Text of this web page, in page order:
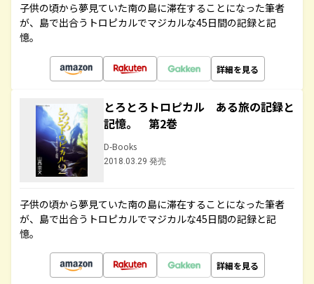
子供の頃から夢見ていた南の島に滞在することになった筆者
が、島で出合うトロピカルでマジカルな45日間の記録と記
憶。
詳細を見る
とろとろトロピカル ある旅の記録と
記憶。 第2巻
D-Books
2018.03.29 発売
子供の頃から夢見ていた南の島に滞在することになった筆者
が、島で出合うトロピカルでマジカルな45日間の記録と記
憶。
詳細を見る